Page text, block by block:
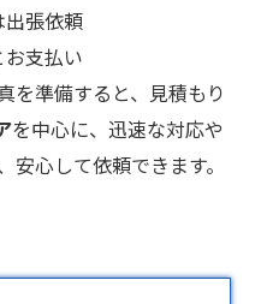
出張依頼
支払い
を準備すると、見積もり
を中心に、迅速な対応や
心して依頼できます。